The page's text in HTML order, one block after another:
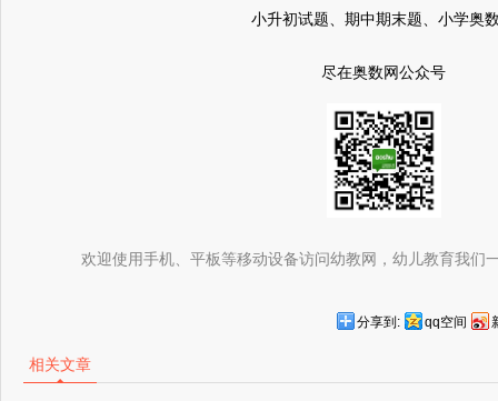
小升初试题、期中期末题、小学奥
尽在奥数网公众号
欢迎使用手机、平板等移动设备访问幼教网，幼儿教育我们
分享到: qq空间
相关文章